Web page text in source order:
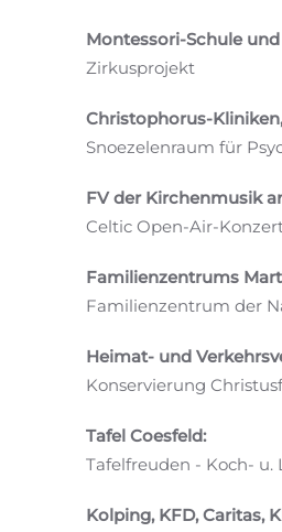
Montessori-Schule
Zirkusprojekt
Christophorus-
Snoezelenraum für
FV der Kirchenmusik
Celtic Open-Air-
Familienzentrums
Familienzentrum der
Heimat- und
Konservierung
Tafel Coesfeld:
Tafelfreuden - Koch- u.
Kolping, KFD, Caritas,